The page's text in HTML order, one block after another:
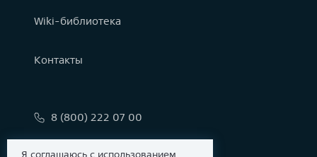
Wiki-библиотека
Контакты
8 (800) 222 07 00
Я соглашаюсь с использованием